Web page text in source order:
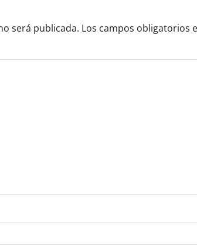
será publicada. Los campos obligatorios